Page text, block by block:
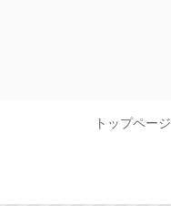
トップページ